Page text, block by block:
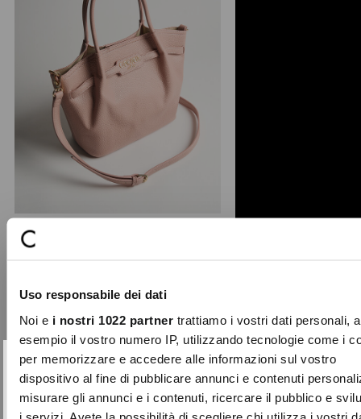
Uso responsabile dei dati
Noi e i nostri 1022 partnertrattiamo i vostri dati personali,
esempio il vostro numero IP, utilizzando tecnologie come i
per memorizzare e accedere alle informazioni sul vostro
dispositivo al fine di pubblicare annunci e contenuti
misurare gli annunci e i contenuti, ricercare il pubblico e
i servizi. Avete la possibilità di scegliere chi utilizza i vostri
deer-print finish and sophisticated
design with maxi ...
reduced
from
€79.00 to €47.40
-30%
Close
SUBSCRIBE TO OUR
NEWSLETTER